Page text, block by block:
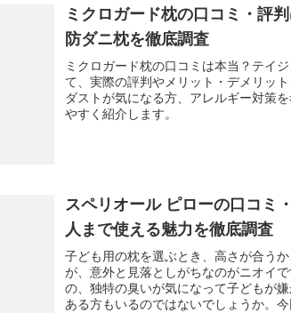
ミクロガード枕の口コミ・評
防ダニ枕を徹底調査
ミクロガード枕の口コミは本当？テイ
て、実際の評判やメリット・デメリッ
ダストが気になる方、アレルギー対策
やすく紹介します。
スペリオール ピローの口コミ
人まで使える魅力を徹底調査
子ども用の枕を選ぶとき、高さが合う
が、意外と見落としがちなのがニオイ
の、独特の臭いが気になって子どもが
ある方もいるのではないでしょうか。今